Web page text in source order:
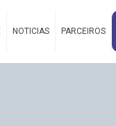
NOTICIAS PARCEIROS